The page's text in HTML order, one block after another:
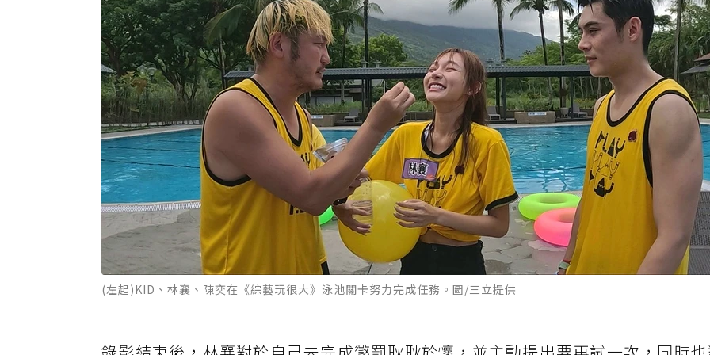
(左起)KID、林襄、陳奕在《綜藝玩很大》泳池關卡努力完成任務。圖/三立提供